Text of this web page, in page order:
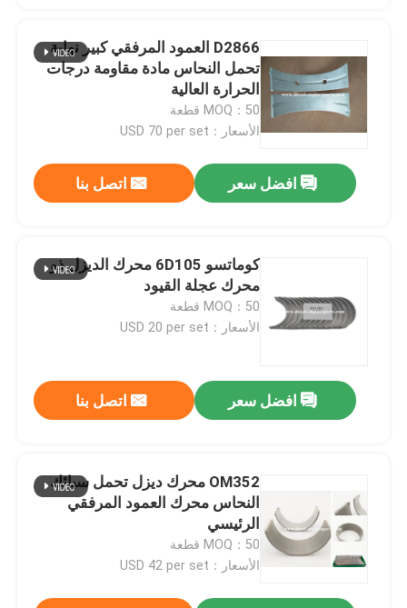
اترك رسالة
أسطوانة صغيرة
آلة حفارة صغيرة
D2866 العمود المرفقي كبير نهاية
تحمل النحاس مادة مقاومة درجات
الحرارة العالية
MOQ：50 قطعة
الأسعار：USD 70 per set
افضل سعر اتصل بنا
كوماتسو 6D105 محرك الديزل ذو
محرك عجلة القيود
MOQ：50 قطعة
الأسعار：USD 20 per set
افضل سعر اتصل بنا
OM352 محرك ديزل تحمل سبائك
النحاس محرك العمود المرفقي
الرئيسي
MOQ：50 قطعة
الأسعار：USD 42 per set